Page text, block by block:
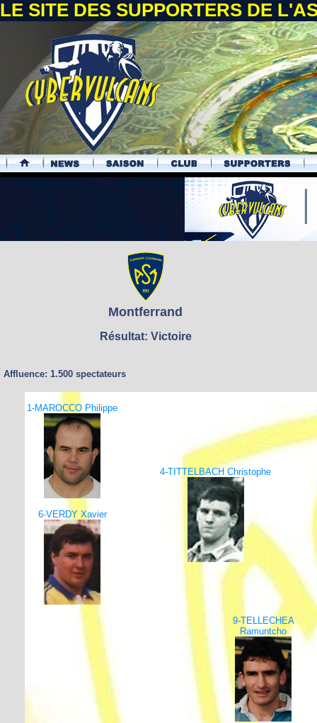
LE SITE DES SUPPORTERS DE
.
Montferrand
Résultat: Victoire
Affluence: 1.500 spectateurs
1-MAROCCO Philippe
4-TITTELBACH Christophe
6-VERDY Xavier
9-TELLECHEA
Ramuntcho